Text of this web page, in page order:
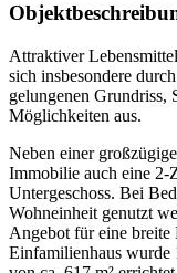
Attraktiver
sich insbesondere
gelungenen Grundriss,
Möglichkeiten aus.
Neben einer
Immobilie auch eine
Untergeschoss. Bei
Wohneinheit genutzt
Angebot für eine breite
Einfamilienhaus wurde